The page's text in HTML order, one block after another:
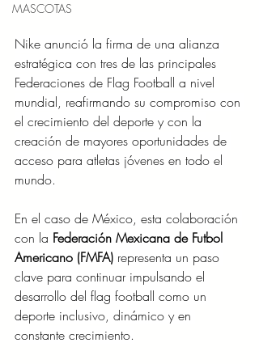
MASCOTAS
Nike anunció la firma de una alianza
estratégica con tres de las principales
Federaciones de Flag Football a nivel
mundial, reafirmando su compromiso con
el crecimiento del deporte y con la
creación de mayores oportunidades de
acceso para atletas jóvenes en todo el
mundo.
En el caso de México, esta colaboración
con la Federación Mexicana de Futbol
Americano (FMFA) representa un paso
clave para continuar impulsando el
desarrollo del flag football como un
deporte inclusivo, dinámico y en
constante crecimiento.